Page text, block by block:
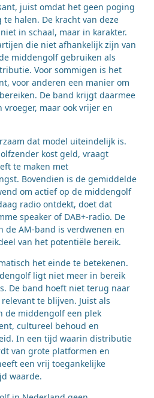
juist omdat het geen poging
halen. De kracht van deze
in schaal, maar in karakter.
die niet afhankelijk zijn van
middengolf gebruiken als
Voor sommigen is het
voor anderen een manier om
De band krijgt daarmee
maar ook vrijer en
dat model uiteindelijk is.
kost geld, vraagt
te maken met
Bovendien is de gemiddelde
om actief op de middengolf
radio ontdekt, doet dat
speaker of DAB+-radio. De
de AM-band is verdwenen en
van het potentiële bereik.
het einde te betekenen.
ligt niet meer in bereik
De band hoeft niet terug naar
te blijven. Juist als
de middengolf een plek
cultureel behoud en
In een tijd waarin distributie
van grote platformen en
een vrij toegankelijke
waarde.